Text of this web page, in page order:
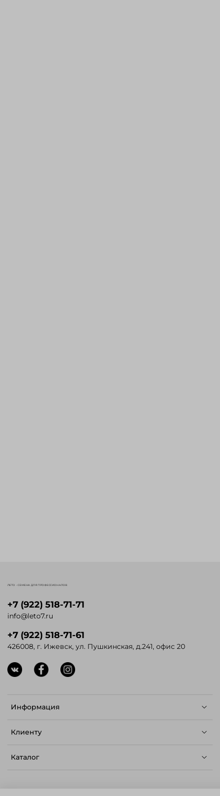
Информация
Клиенту
Каталог
+7 (922) 518-71-71
info@leto7.ru
+7 (922) 518-71-61
426008, г. Ижевск, ул. Пушкинская, д.241, офис 20
ЛЕТО - СЕМЕНА ДЛЯ ПРОФЕССИОНАЛОВ